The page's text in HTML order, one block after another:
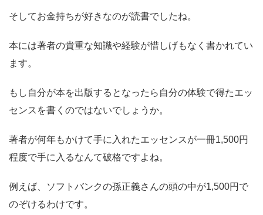
そしてお金持ちが好きなのが読書でしたね。
本には著者の貴重な知識や経験が惜しげもなく書かれてい
ます。
もし自分が本を出版するとなったら自分の体験で得たエッ
センスを書くのではないでしょうか。
著者が何年もかけて手に入れたエッセンスが一冊1,500円
程度で手に入るなんて破格ですよね。
例えば、ソフトバンクの孫正義さんの頭の中が1,500円で
のぞけるわけです。